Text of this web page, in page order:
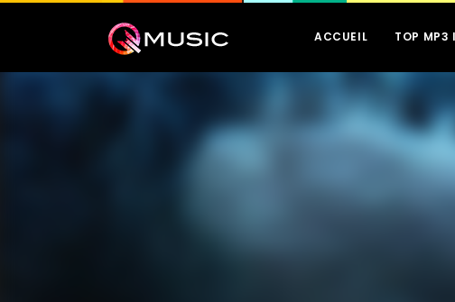
ACCUEIL TOP MP3